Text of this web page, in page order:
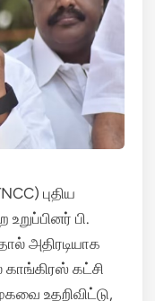
புதிய
பி.
அதிரடியாக
காங்கிரஸ் கட்சி
உதறிவிட்டு,